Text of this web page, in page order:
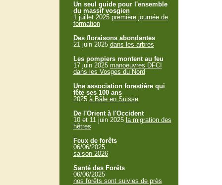
Un seul guide pour l'ensemble
du massif vosgien
1 juillet 2025 première journée de
formation
Des floraisons abondantes
21 juin 2025 dans les arbres
Les pompiers montent au feu
17 juin 2025 manoeuvres DFCI
dans les Vosges du Nord
Une association forestière qui
fête ses 100 ans
2025 à Bâle en Suisse
De l'Orient à l'Occident
10 et 11 juin 2025 la migration des
hêtres
Feux de forêts
06/06/2025
saison 2026
Santé des Forêts
06/06/2025
nos forêts sont suivies de près